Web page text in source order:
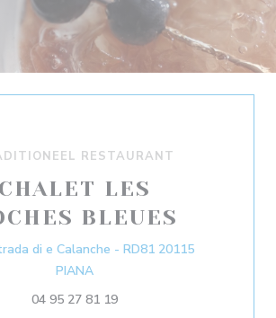
RESTAURANT
CHALET LES
BLEUES
di e Calanche - RD81 20115
PIANA((opent in een nieuw venster))
04 95 27 81 19